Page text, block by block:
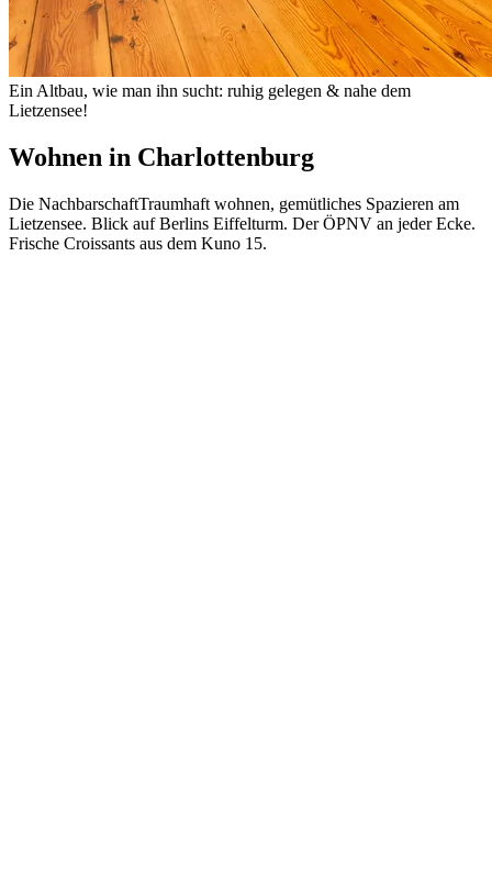
Ein Altbau, wie man ihn sucht: ruhig gelegen & nahe dem
Lietzensee!
Wohnen in Charlottenburg
Die NachbarschaftTraumhaft wohnen, gemütliches Spazieren am
Lietzensee. Blick auf Berlins Eiffelturm. Der ÖPNV an jeder Ecke.
Frische Croissants aus dem Kuno 15.